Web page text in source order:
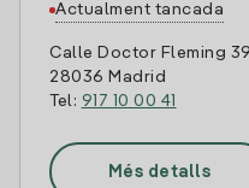
Actualment tancada
Calle Doctor Fleming 39
28036 Madrid
Tel: 917 10 00 41
Més detalls